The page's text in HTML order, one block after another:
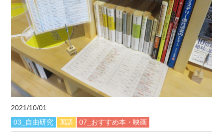
2021/10/01
03_自由研究
国語 07_おすすめ本・映画